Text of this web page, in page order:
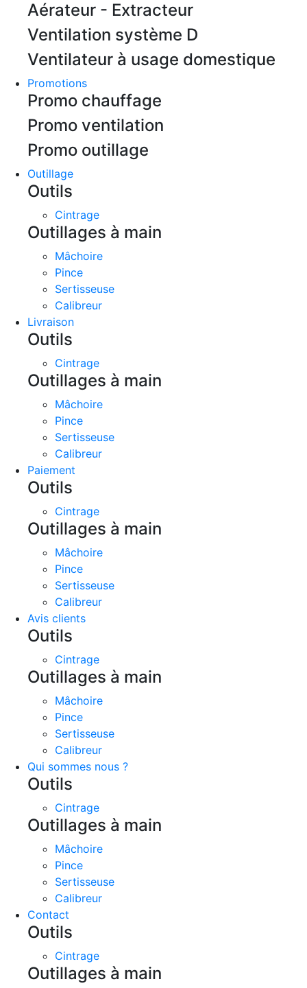
Aérateur - Extracteur
Ventilation système D
Ventilateur à usage domestique
Promotions
Promo chauffage
Promo ventilation
Promo outillage
Outillage
Outils
Cintrage
Outillages à main
Mâchoire
Pince
Sertisseuse
Calibreur
Livraison
Outils
Cintrage
Outillages à main
Mâchoire
Pince
Sertisseuse
Calibreur
Paiement
Outils
Cintrage
Outillages à main
Mâchoire
Pince
Sertisseuse
Calibreur
Avis clients
Outils
Cintrage
Outillages à main
Mâchoire
Pince
Sertisseuse
Calibreur
Qui sommes nous ?
Outils
Cintrage
Outillages à main
Mâchoire
Pince
Sertisseuse
Calibreur
Contact
Outils
Cintrage
Outillages à main